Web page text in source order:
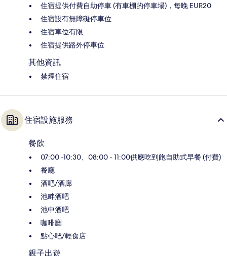
住宿提供付費自助停車 (有車棚的停車場)，每晚 EUR20
住宿設有無障礙停車位
住宿車位有限
住宿提供路外停車位
其他資訊
禁煙住宿
住宿設施服務
餐飲
07:00 -10:30、08:00 - 11:00供應吃到飽自助式早餐 (付費)
餐廳
酒吧/酒廊
池畔酒吧
池中酒吧
咖啡廳
點心吧/輕食店
親子出遊